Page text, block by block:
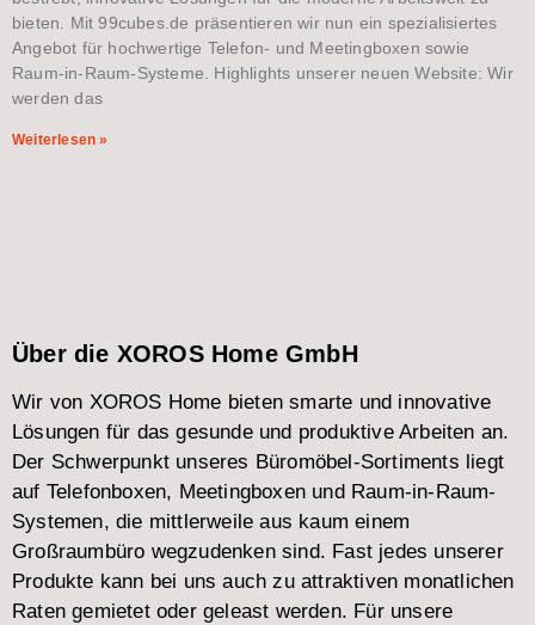
bieten. Mit 99cubes.de präsentieren wir nun ein spezialisiertes
Angebot für hochwertige Telefon- und Meetingboxen sowie
Raum-in-Raum-Systeme. Highlights unserer neuen Website: Wir
werden das
Weiterlesen »
Über die XOROS Home GmbH
Wir von XOROS Home bieten smarte und innovative
Lösungen für das gesunde und produktive Arbeiten an.
Der Schwerpunkt unseres Büromöbel-Sortiments liegt
auf Telefonboxen, Meetingboxen und Raum-in-Raum-
Systemen, die mittlerweile aus kaum einem
Großraumbüro wegzudenken sind. Fast jedes unserer
Produkte kann bei uns auch zu attraktiven monatlichen
Raten gemietet oder geleast werden. Für unsere